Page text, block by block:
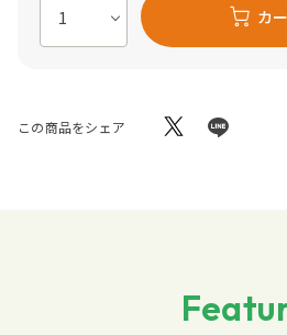
カ
この商品をシェア